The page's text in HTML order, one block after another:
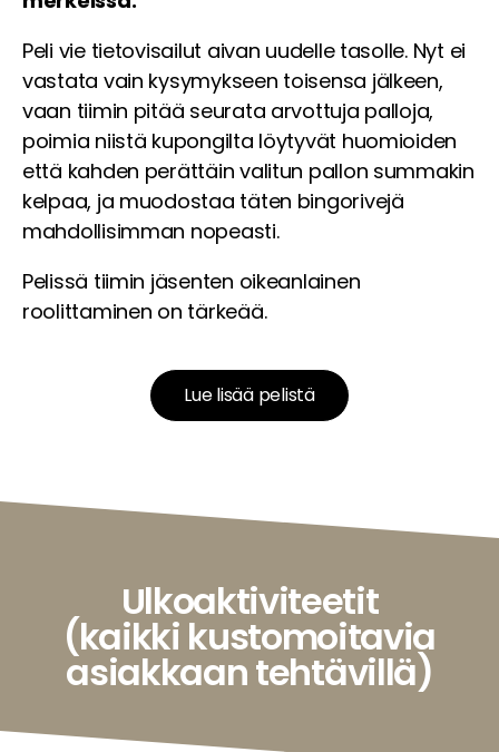
Peli vie tietovisailut aivan uudelle tasolle. Nyt ei
vastata vain kysymykseen toisensa jälkeen,
vaan tiimin pitää seurata arvottuja palloja,
poimia niistä kupongilta löytyvät huomioiden
että kahden perättäin valitun pallon summakin
kelpaa, ja muodostaa täten bingorivejä
mahdollisimman nopeasti.
Pelissä tiimin jäsenten oikeanlainen
roolittaminen on tärkeää.
Lue lisää pelistä
Ulkoaktiviteetit
(kaikki kustomoitavia
asiakkaan tehtävillä)